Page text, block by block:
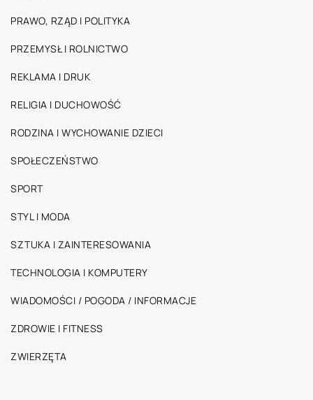
PRAWO, RZĄD I POLITYKA
PRZEMYSŁ I ROLNICTWO
REKLAMA I DRUK
RELIGIA I DUCHOWOŚĆ
RODZINA I WYCHOWANIE DZIECI
SPOŁECZEŃSTWO
SPORT
STYL I MODA
SZTUKA I ZAINTERESOWANIA
TECHNOLOGIA I KOMPUTERY
WIADOMOŚCI / POGODA / INFORMACJE
ZDROWIE I FITNESS
ZWIERZĘTA